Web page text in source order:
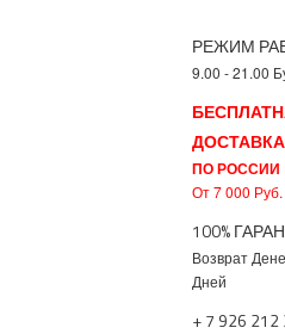
РЕЖИМ
9.00 - 21.00
ДОСТАВКА
ПО РОССИИ
От 7 000 Руб.
100%
Возврат
Дней
+ 7 926 212